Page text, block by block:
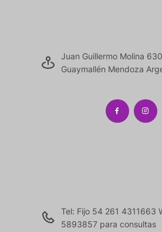
Juan Guillermo Molina
Guaymallén Mendoza
Tel: Fijo 54 261 4311663
5893857 para consultas